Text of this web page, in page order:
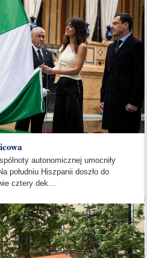
autonomicznej umocniły
południu Hiszpanii doszło do
cztery dek...